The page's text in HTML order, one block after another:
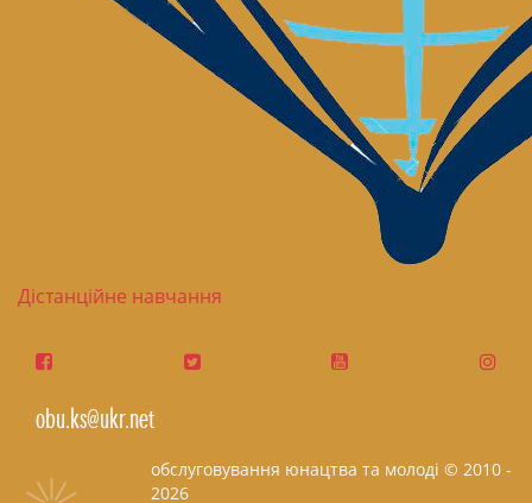
Дістанційне навчання
obu.ks@ukr.net
обслуговування юнацтва та молоді © 2010 -
2026